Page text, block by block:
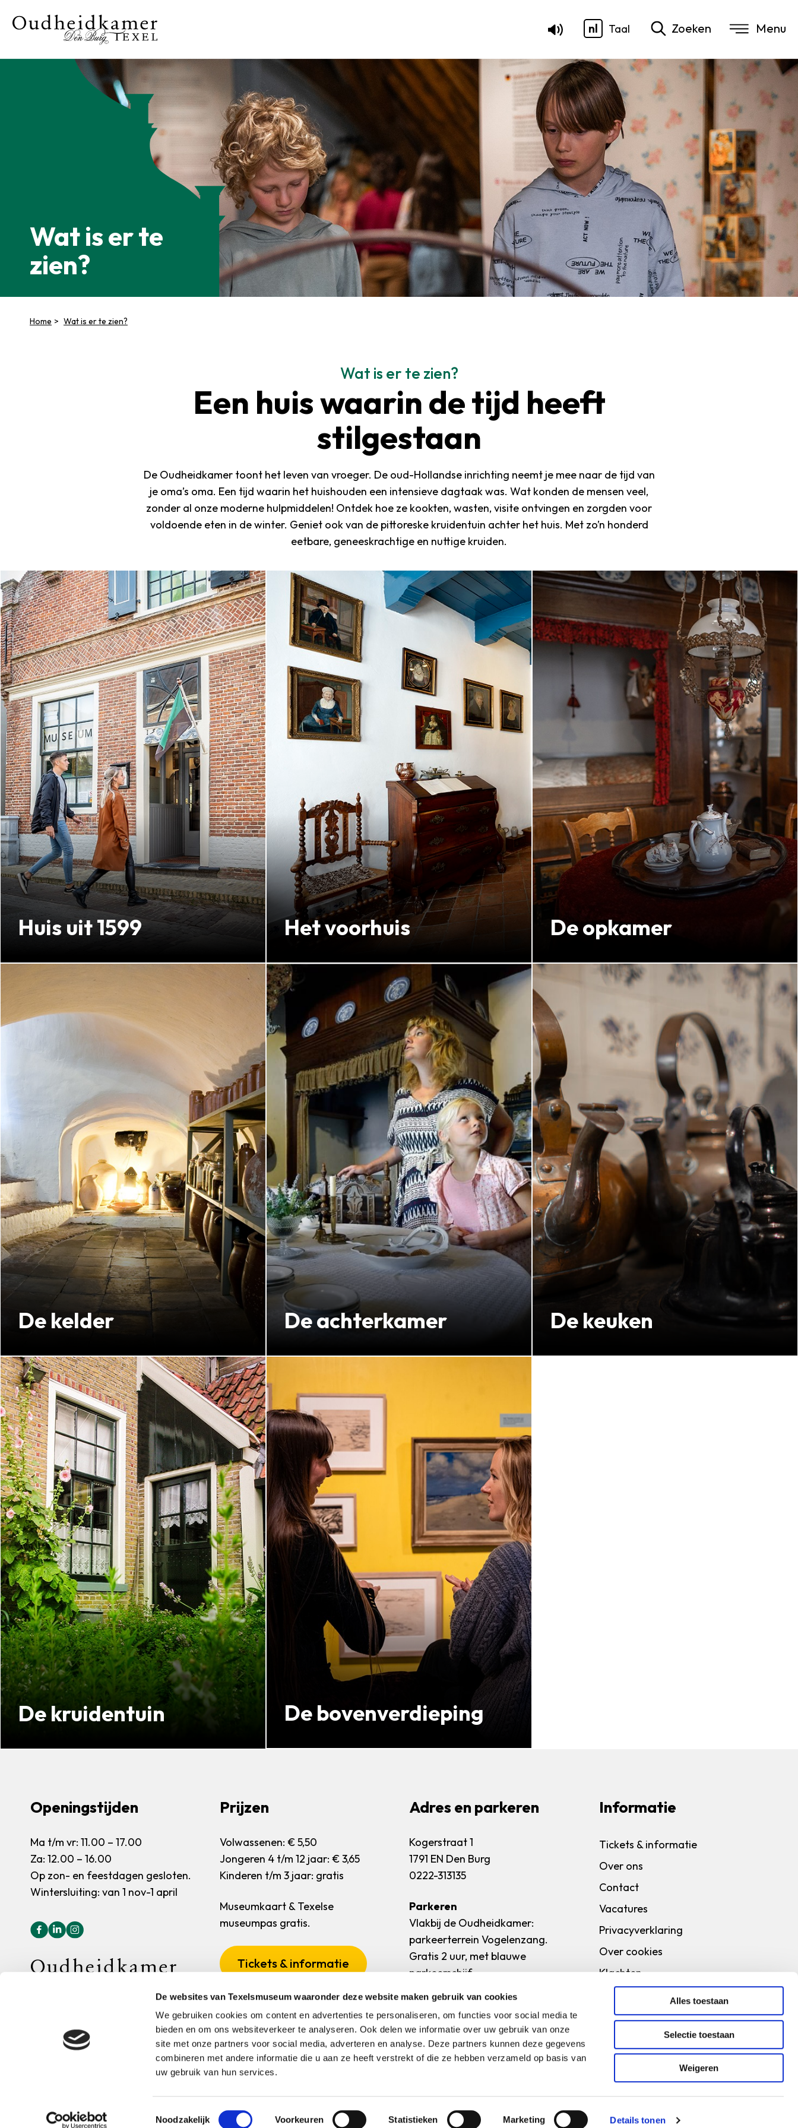
De websites van Texelsmuseum waaronder deze website maken gebruik van cookies
We gebruiken cookies om content en advertenties te personaliseren, om functies voor social media te
bieden en om ons websiteverkeer te analyseren. Ook delen we informatie over uw gebruik van onze
site met onze partners voor social media, adverteren en analyse. Deze partners kunnen deze gegevens
combineren met andere informatie die u aan ze heeft verstrekt of die ze hebben verzameld op basis van
uw gebruik van hun services.
Toestemmingsselectie
Noodzakelijk Voorkeuren Statistieken Marketing Details tonen
Alles toestaan
Selectie toestaan
Weigeren
nl Taal Zoeken
Wat is er te
zien?
Home Wat is er te zien?
Wat is er te zien?
Een huis waarin de tijd heeft
stilgestaan
De Oudheidkamer toont het leven van vroeger. De oud-Hollandse inrichting neemt je mee naar de tijd van
je oma’s oma. Een tijd waarin het huishouden een intensieve dagtaak was. Wat konden de mensen veel,
zonder al onze moderne hulpmiddelen! Ontdek hoe ze kookten, wasten, visite ontvingen en zorgden voor
voldoende eten in de winter. Geniet ook van de pittoreske kruidentuin achter het huis. Met zo’n honderd
eetbare, geneeskrachtige en nuttige kruiden.
Huis uit 1599 Het voorhuis
Kijk verder
De opkamer
Kijk verder
De kelder
Kijk verder
De achterkamer De keuken
De kruidentuin De bovenverdieping
Openingstijden
Ma t/m vr: 11.00 – 17.00
Za: 12.00 – 16.00
Op zon- en feestdagen gesloten.
Wintersluiting: van 1 nov-1 april
Prijzen
Volwassenen: € 5,50
Jongeren 4 t/m 12 jaar: € 3,65
Kinderen t/m 3 jaar: gratis
Museumkaart & Texelse
museumpas gratis.
Tickets & informatie
Adres en parkeren
Kogerstraat 1
1791 EN Den Burg
0222-313135
Parkeren
Vlakbij de Oudheidkamer:
parkeerterrein Vogelenzang.
Gratis 2 uur, met blauwe
parkeerschijf.
Informatie
Tickets & informatie
Over ons
Contact
Vacatures
Privacyverklaring
Over cookies
Klachten